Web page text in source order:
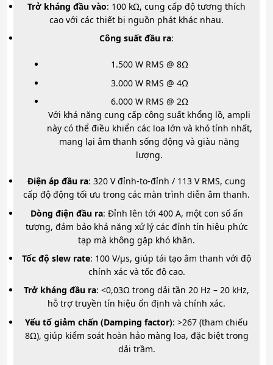
Trở kháng đầu vào: 100 kΩ, cung cấp độ tương thích
cao với các thiết bị nguồn phát khác nhau.
Công suất đầu ra:
1.500 W RMS @ 8Ω
3.000 W RMS @ 4Ω
6.000 W RMS @ 2Ω
Với khả năng cung cấp công suất khổng lồ, ampli
này có thể điều khiển các loa lớn và khó tính nhất,
mang lại âm thanh sống động và giàu năng
lượng.
Điện áp đầu ra: 320 V đỉnh-to-đỉnh / 113 V RMS, cung
cấp độ động tối ưu trong các màn trình diễn âm thanh.
Dòng điện đầu ra: Đỉnh lên tới 400 A, một con số ấn
tượng, đảm bảo khả năng xử lý các đỉnh tín hiệu phức
tạp mà không gặp khó khăn.
Tốc độ slew rate: 100 V/μs, giúp tái tạo âm thanh với độ
chính xác và tốc độ cao.
Trở kháng đầu ra: <0,03Ω trong dải tần 20 Hz – 20 kHz,
hỗ trợ truyền tín hiệu ổn định và chính xác.
Yếu tố giảm chấn (Damping factor): >267 (tham chiếu
8Ω), giúp kiểm soát hoàn hảo màng loa, đặc biệt trong
dải trầm.